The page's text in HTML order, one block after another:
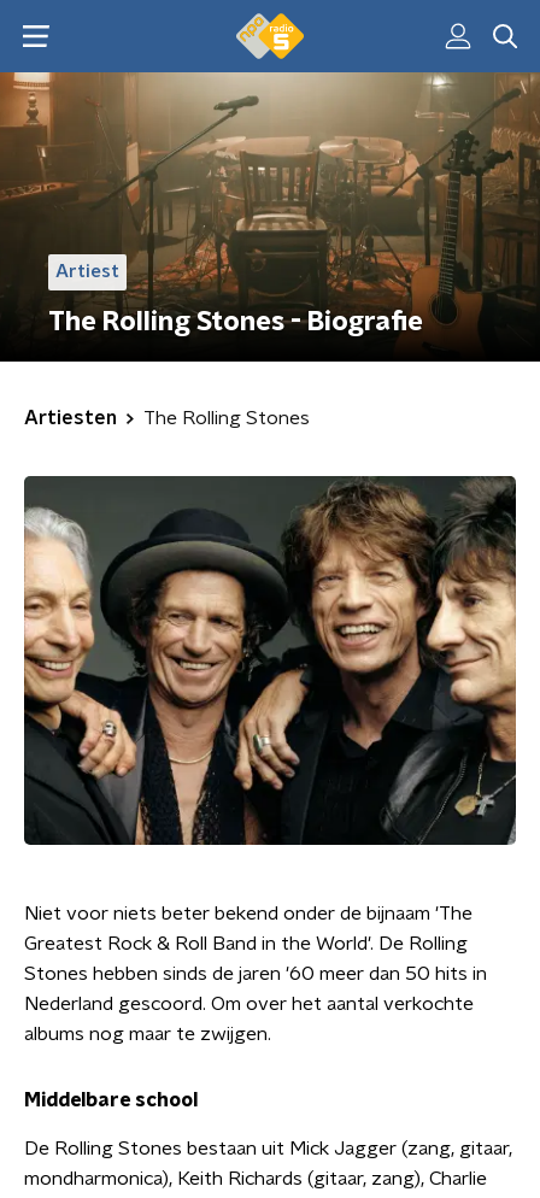
Artiest
The Rolling Stones - Biografie
Artiesten The Rolling Stones
Niet voor niets beter bekend onder de bijnaam 'The
Greatest Rock & Roll Band in the World'. De Rolling
Stones hebben sinds de jaren '60 meer dan 50 hits in
Nederland gescoord. Om over het aantal verkochte
albums nog maar te zwijgen.
Middelbare school
De Rolling Stones bestaan uit Mick Jagger (zang, gitaar,
mondharmonica), Keith Richards (gitaar, zang), Charlie